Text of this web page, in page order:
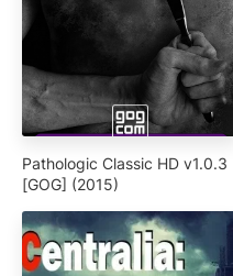
Pathologic Classic HD v1.0.3
[GOG] (2015)